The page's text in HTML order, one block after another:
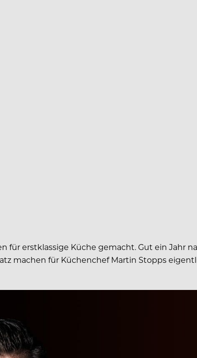
für erstklassige Küche gemacht. Gut ein Jahr
machen für Küchenchef Martin Stopps